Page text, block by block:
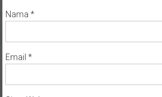
Nama *
Email *